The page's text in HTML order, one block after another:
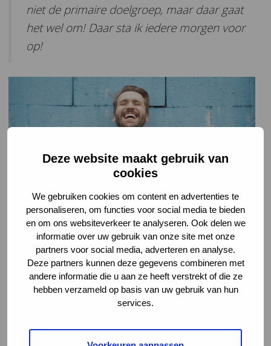
Deze website maakt gebruik van
cookies
We gebruiken cookies om content en advertenties te
personaliseren, om functies voor social media te bieden
en om ons websiteverkeer te analyseren. Ook delen we
informatie over uw gebruik van onze site met onze
partners voor social media, adverteren en analyse.
Deze partners kunnen deze gegevens combineren met
andere informatie die u aan ze heeft verstrekt of die ze
hebben verzameld op basis van uw gebruik van hun
services.
niet de primaire doelgroep, maar daar gaat
het wel om! Daar sta ik iedere morgen voor
op!
Doe niet zo ingewikkeld
Het heeft geen zin” is één van de aannames die worden gemaakt. Soms
wordt aangegeven dat er een match is met een partij die al bekend was.
Doreen reageert daar heel duidelijk op: “Nou en, wees blij! Dat betekent
dat je je netwerk goed in beeld hebt. Doe niet zo ingewikkeld!”
tijd kost. Dan zegt Doreen: “Hou je ogen op het scherm. Voordat je er